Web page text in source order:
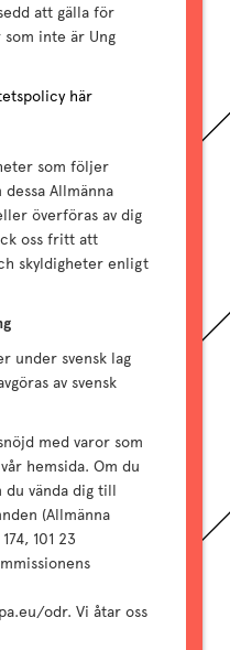
att gälla för
som inte är Ung
här
som följer
Allmänna
överföras av dig
oss fritt att
skyldigheter enligt
under svensk lag
av svensk
med varor som
hemsida. Om du
vända dig till
(Allmänna
101 23
odr. Vi åtar oss